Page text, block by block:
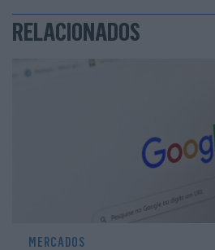
RELACIONADOS
MERCADOS